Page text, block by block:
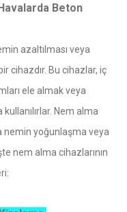
Beton
azaltılması veya
cihazdır. Bu cihazlar, iç
ele almak veya
Nem alma
nemin yoğunlaşma veya
nem alma cihazlarının